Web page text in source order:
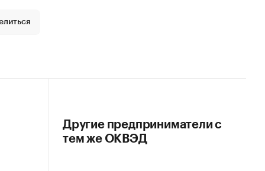
Другие предприниматели с
тем же ОКВЭД